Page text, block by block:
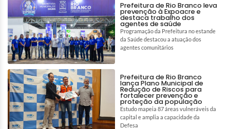
Prefeitura de Rio Branco leva
prevenção à Expoacre e
destaca trabalho dos
agentes de saúde
Programação da Prefeitura no estande
da Saúde destacou a atuação dos
agentes comunitários
Prefeitura de Rio Branco
lança Plano Municipal de
Redução de Riscos para
fortalecer prevenção e
proteção da população
Estudo mapeia 87 áreas vulneráveis da
capital e amplia a capacidade da
Defesa